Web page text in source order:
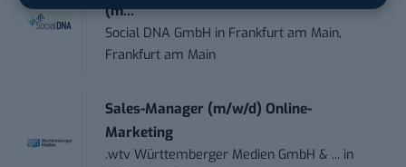
(m...
Social DNA GmbH in Frankfurt am Main,
Frankfurt am Main
Sales-Manager (m/w/d) Online-
Marketing
.wtv Württemberger Medien GmbH & ... in